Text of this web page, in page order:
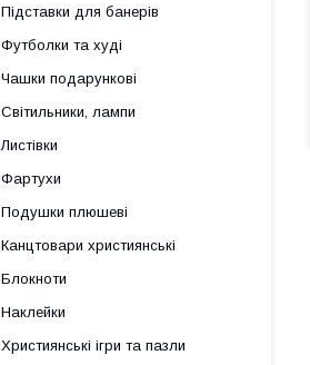
Підставки для банерів
Футболки та худі
Чашки подарункові
Світильники, лампи
Листівки
Фартухи
Подушки плюшеві
Канцтовари християнські
Блокноти
Наклейки
Християнські ігри та пазли